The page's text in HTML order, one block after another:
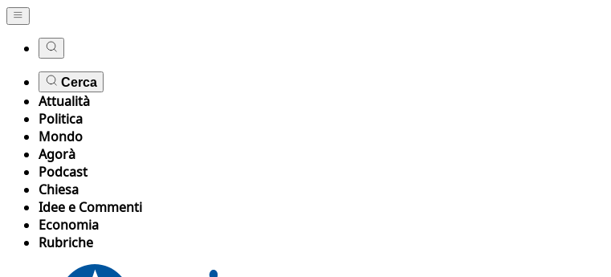
Cerca
Attualità
Politica
Mondo
Agorà
Podcast
Chiesa
Idee e Commenti
Economia
Rubriche